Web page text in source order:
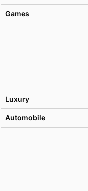
Games
Luxury
Automobile